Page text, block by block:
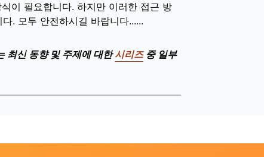
이 필요합니다. 하지만 이러한 접근 방
. 모두 안전하시길 바랍니다......
최신 동향 및 주제에 대한시리즈중 일부